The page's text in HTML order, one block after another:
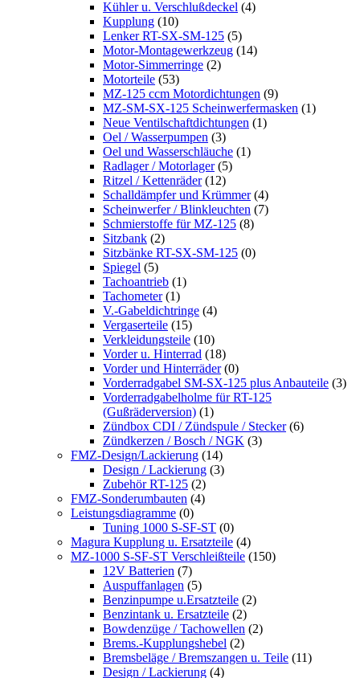
Kühler u. Verschlußdeckel (4)
Kupplung (10)
Lenker RT-SX-SM-125 (5)
Motor-Montagewerkzeug (14)
Motor-Simmerringe (2)
Motorteile (53)
MZ-125 ccm Motordichtungen (9)
MZ-SM-SX-125 Scheinwerfermasken (1)
Neue Ventilschaftdichtungen (1)
Oel / Wasserpumpen (3)
Oel und Wasserschläuche (1)
Radlager / Motorlager (5)
Ritzel / Kettenräder (12)
Schalldämpfer und Krümmer (4)
Scheinwerfer / Blinkleuchten (7)
Schmierstoffe für MZ-125 (8)
Sitzbank (2)
Sitzbänke RT-SX-SM-125 (0)
Spiegel (5)
Tachoantrieb (1)
Tachometer (1)
V.-Gabeldichtringe (4)
Vergaserteile (15)
Verkleidungsteile (10)
Vorder u. Hinterrad (18)
Vorder und Hinterräder (0)
Vorderradgabel SM-SX-125 plus Anbauteile (3)
Vorderradgabelholme für RT-125
(Gußräderversion) (1)
Zündbox CDI / Zündspule / Stecker (6)
Zündkerzen / Bosch / NGK (3)
FMZ-Design/Lackierung (14)
Design / Lackierung (3)
Zubehör RT-125 (2)
FMZ-Sonderumbauten (4)
Leistungsdiagramme (0)
Tuning 1000 S-SF-ST (0)
Magura Kupplung u. Ersatzteile (4)
MZ-1000 S-SF-ST Verschleißteile (150)
12V Batterien (7)
Auspuffanlagen (5)
Benzinpumpe u.Ersatzteile (2)
Benzintank u. Ersatzteile (2)
Bowdenzüge / Tachowellen (2)
Brems.-Kupplungshebel (2)
Bremsbeläge / Bremszangen u. Teile (11)
Design / Lackierung (4)